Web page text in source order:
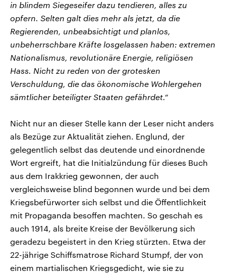
in blindem Siegeseifer dazu tendieren, alles zu
opfern. Selten galt dies mehr als jetzt, da die
Regierenden, unbeabsichtigt und planlos,
unbeherrschbare Kräfte losgelassen haben: extremen
Nationalismus, revolutionäre Energie, religiösen
Hass. Nicht zu reden von der grotesken
Verschuldung, die das ökonomische Wohlergehen
sämtlicher beteiligter Staaten gefährdet.“
Nicht nur an dieser Stelle kann der Leser nicht anders
als Bezüge zur Aktualität ziehen. Englund, der
gelegentlich selbst das deutende und einordnende
Wort ergreift, hat die Initialzündung für dieses Buch
aus dem Irakkrieg gewonnen, der auch
vergleichsweise blind begonnen wurde und bei dem
Kriegsbefürworter sich selbst und die Öffentlichkeit
mit Propaganda besoffen machten. So geschah es
auch 1914, als breite Kreise der Bevölkerung sich
geradezu begeistert in den Krieg stürzten. Etwa der
22-jährige Schiffsmatrose Richard Stumpf, der von
einem martialischen Kriegsgedicht, wie sie zu